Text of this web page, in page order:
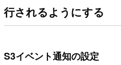
行されるようにする
S3イベント通知の設定